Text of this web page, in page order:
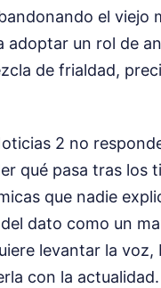
el viejo
un rol de
de frialdad,
2 no
qué pasa tras los
que nadie
dato como un
levantar la voz,
con la actualidad.